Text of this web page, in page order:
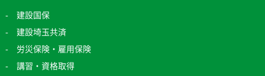
建設国保
建設埼玉共済
労災保険・雇用保険
講習・資格取得